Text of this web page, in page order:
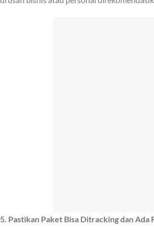
5. Pastikan Paket Bisa Ditracking dan Ada